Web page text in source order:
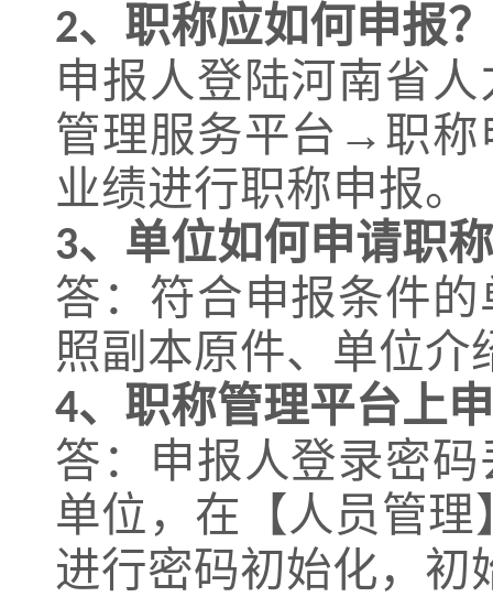
2、职称应如何申报？
申报人登陆河南省
管理服务平台→职称
业绩进行职称申报。
3、 单位如何申请职
答：符合申报条件
照副本原件、单位介
4、 职称管理平台上
答：申报人登录密
单位，在【人员管理
进行密码初始化， 初